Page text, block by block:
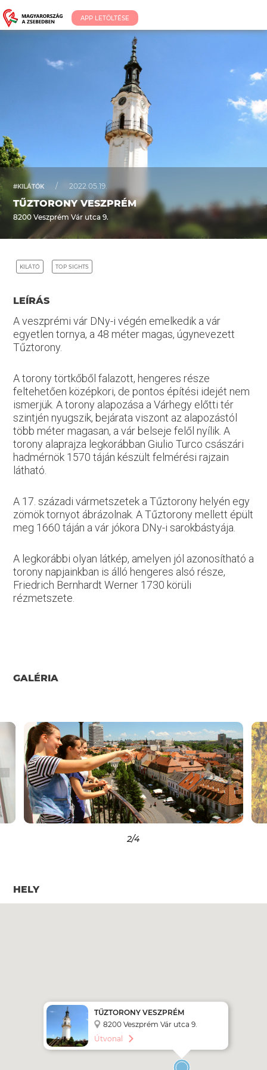
APP LETÖLTÉSE
#KILÁTÓK / 2022.05.19.
TŰZTORONY VESZPRÉM
8200 Veszprém Vár utca 9.
KILÁTÓ TOP SIGHTS
LEÍRÁS
A veszprémi vár DNy-i végén emelkedik a vár
egyetlen tornya, a 48 méter magas, úgynevezett
Tűztorony.
A torony törtkőből falazott, hengeres része
feltehetően középkori, de pontos építési idejét nem
ismerjük. A torony alapozása a Várhegy előtti tér
szintjén nyugszik, bejárata viszont az alapozástól
több méter magasan, a vár belseje felől nyílik. A
torony alaprajza legkorábban Giulio Turco császári
hadmérnök 1570 táján készült felmérési rajzain
látható.
A 17. századi vármetszetek a Tűztorony helyén egy
zömök tornyot ábrázolnak. A Tűztorony mellett épült
meg 1660 táján a vár jókora DNy-i sarokbástyája.
A legkorábbi olyan látkép, amelyen jól azonosítható a
torony napjainkban is álló hengeres alsó része,
Friedrich Bernhardt Werner 1730 körüli
rézmetszete.
GALÉRIA
2/4
HELY
TŰZTORONY VESZPRÉM
8200 Veszprém Vár utca 9.
Útvonal